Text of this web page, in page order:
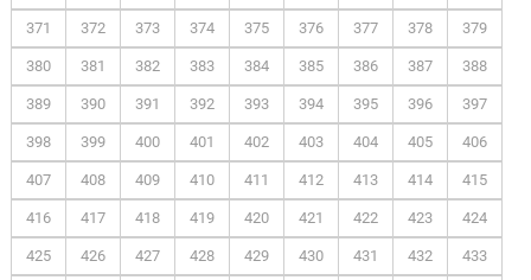
371 372 373 374 375 376 377 378 379
380 381 382 383 384 385 386 387 388
389 390 391 392 393 394 395 396 397
398 399 400 401 402 403 404 405 406
407 408 409 410 411 412 413 414 415
416 417 418 419 420 421 422 423 424
425 426 427 428 429 430 431 432 433